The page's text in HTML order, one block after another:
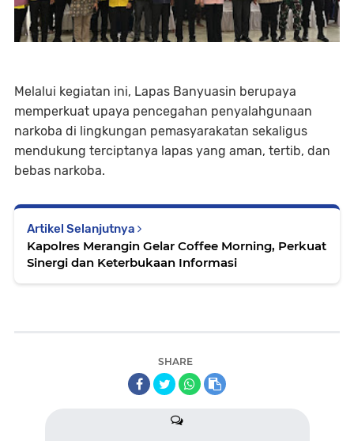
Melalui kegiatan ini, Lapas Banyuasin berupaya
memperkuat upaya pencegahan penyalahgunaan
narkoba di lingkungan pemasyarakatan sekaligus
mendukung terciptanya lapas yang aman, tertib, dan
bebas narkoba.
Artikel Selanjutnya
Kapolres Merangin Gelar Coffee Morning, Perkuat
Sinergi dan Keterbukaan Informasi
SHARE